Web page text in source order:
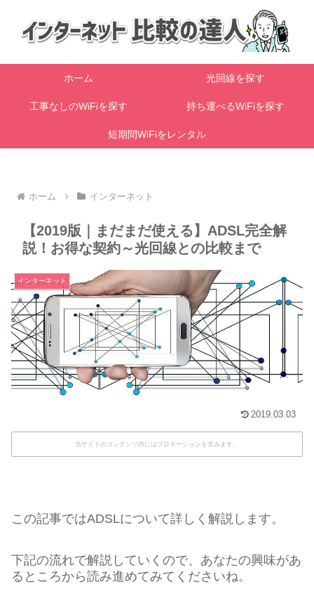
ホーム 光回線を探す
工事なしのWiFiを探す 持ち運べるWiFiを探す
短期間WiFiをレンタル
ホーム インターネット
【2019版｜まだまだ使える】ADSL完全解
説！お得な契約～光回線との比較まで
インターネット
2019.03.03
当サイトのコンテンツ内にはプロモーションを含みます。
この記事ではADSLについて詳しく解説します。
下記の流れで解説していくので、あなたの興味があ
るところから読み進めてみてくださいね。